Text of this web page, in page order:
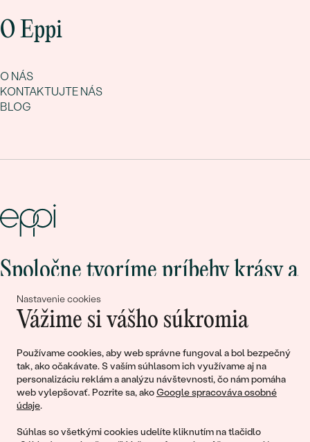
Nastavenie cookies
Vážime si vášho súkromia
Používame cookies, aby web správne fungoval a bol bezpečný
tak, ako očakávate. S vaším súhlasom ich využívame aj na
personalizáciu reklám a analýzu návštevnosti, čo nám pomáha
web vylepšovať. Pozrite sa, akoGoogle spracováva osobné
údaje.
Súhlas so všetkými cookies udelíte kliknutím na tlačidlo
O Eppi
O NÁS
KONTAKTUJTE NÁS
BLOG
Spoločne tvoríme príbehy krásy a
lásky